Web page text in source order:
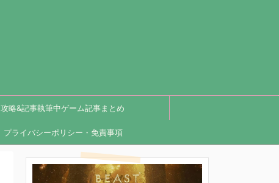
攻略&記事執筆中ゲーム記事まとめ
プライバシーポリシー・免責事項